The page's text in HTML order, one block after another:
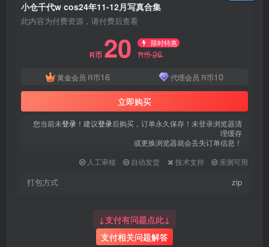
小仓千代w cos24年11-12月写真合集
此内容为付费资源，请付费后查看
R币 20 限时特惠
R币26
黄金会员 R币16 代理会员 R币10
立即购买
您当前未登录 ！建议登录后购买，订单永久保存！未登录浏览器清
理缓存
或更换浏览器就会丢失订单信息！
人工审核
自动发货 技术支持 亲测可用
打包方式 zip
↓支付有问题点此↓
支付相关问题解答